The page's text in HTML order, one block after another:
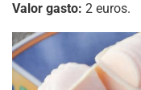
Valor gasto: 2 euros.